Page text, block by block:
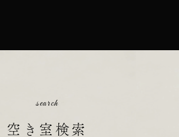
search
空き室検索